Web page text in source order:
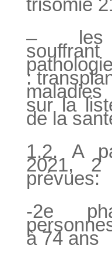
– les
:
sur la
de la
1.2. A
2021, 2
prévues:
-2e
à 74 ans